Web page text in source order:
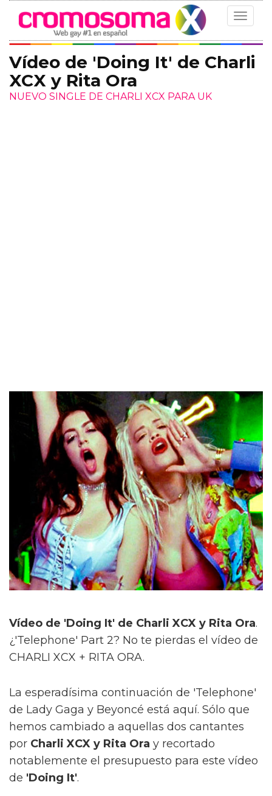
Toggle
Vídeo de 'Doing It' de Charli
XCX y Rita Ora
NUEVO SINGLE DE CHARLI XCX PARA UK
Vídeo de 'Doing It' de Charli XCX y Rita Ora.
¿'Telephone' Part 2? No te pierdas el vídeo de
CHARLI XCX + RITA ORA.
La esperadísima continuación de 'Telephone'
de Lady Gaga y Beyoncé está aquí. Sólo que
hemos cambiado a aquellas dos cantantes
por Charli XCX y Rita Ora y recortado
notablemente el presupuesto para este vídeo
de 'Doing It'.